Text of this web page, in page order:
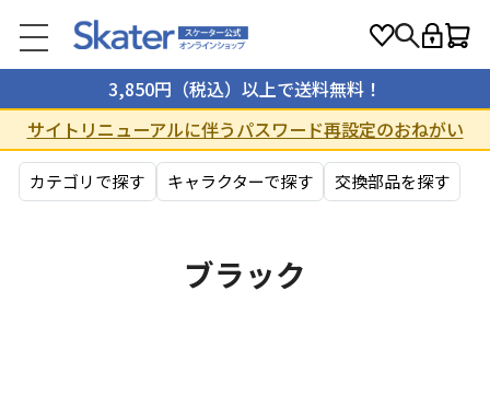
3,850円（税込）以上で送料無料！
サイトリニューアルに伴うパスワード再設定のおねがい
カテゴリで探す キャラクターで探す 交換部品を探す
ブラック